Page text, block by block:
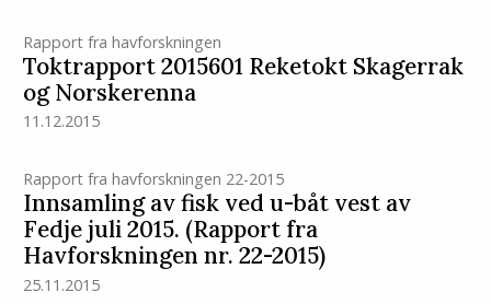
Rapport fra havforskningen
Toktrapport 2015601 Reketokt Skagerrak
og Norskerenna
11.12.2015
Rapport fra havforskningen 22-2015
Innsamling av fisk ved u-båt vest av
Fedje juli 2015. (Rapport fra
Havforskningen nr. 22-2015)
25.11.2015